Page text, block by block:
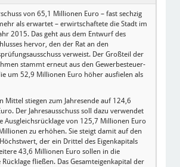
von 65,1 Millionen Euro – fast sechzig
als erwartet – erwirtschaftete die Stadt im
2015. Das geht aus dem Entwurf des
hervor, den der Rat an den
verweist. Der Großteil der
stammt erneut aus den Gewerbesteuer-
um 52,9 Millionen Euro höher ausfielen als
Mittel stiegen zum Jahresende auf 124,6
Der Jahresausschuss soll dazu verwendet
Ausgleichsrücklage von 125,7 Millionen Euro
zu erhöhen. Sie steigt damit auf den
der ein Drittel des Eigenkapitals
43,6 Millionen Euro sollen in die
Rücklage fließen. Das Gesamteigenkapital der